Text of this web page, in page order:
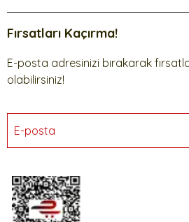
Fırsatları Kaçırma!
E-posta adresinizi bırakarak
olabilirsiniz!
E-posta